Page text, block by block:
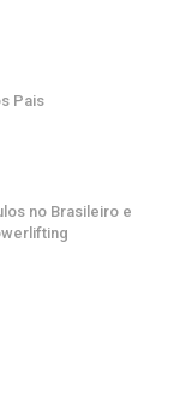
Pais
no Brasileiro e